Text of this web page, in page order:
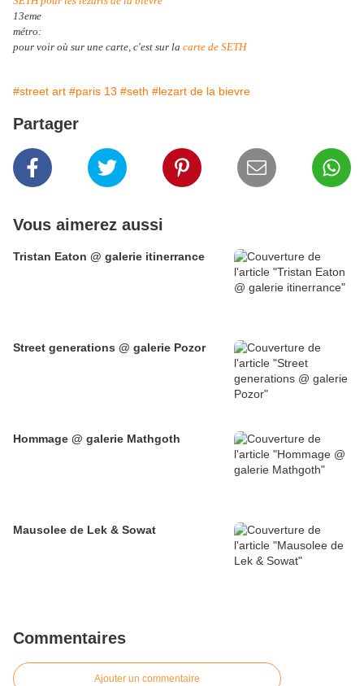
13eme
métro:
pour voir où sur une carte, c'est sur la carte de SETH
#street art #paris 13 #seth #lezart de la bievre
Partager
Vous aimerez aussi
Tristan Eaton @ galerie itinerrance
Street generations @ galerie Pozor
Hommage @ galerie Mathgoth
Mausolee de Lek & Sowat
Commentaires
Ajouter un commentaire